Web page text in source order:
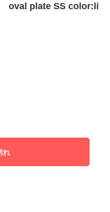
oval plate SS color:li